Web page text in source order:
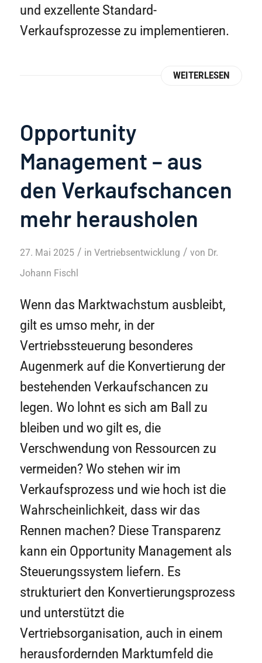
und exzellente Standard-
Verkaufsprozesse zu implementieren.
WEITERLESEN
Opportunity
Management – aus
den Verkaufschancen
mehr herausholen
27. Mai 2025 / in Vertriebsentwicklung / von Dr.
Johann Fischl
Wenn das Marktwachstum ausbleibt,
gilt es umso mehr, in der
Vertriebssteuerung besonderes
Augenmerk auf die Konvertierung der
bestehenden Verkaufschancen zu
legen. Wo lohnt es sich am Ball zu
bleiben und wo gilt es, die
Verschwendung von Ressourcen zu
vermeiden? Wo stehen wir im
Verkaufsprozess und wie hoch ist die
Wahrscheinlichkeit, dass wir das
Rennen machen? Diese Transparenz
kann ein Opportunity Management als
Steuerungssystem liefern. Es
strukturiert den Konvertierungsprozess
und unterstützt die
Vertriebsorganisation, auch in einem
herausfordernden Marktumfeld die